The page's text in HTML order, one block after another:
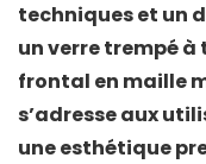
techniques et un
unverre trempé à
frontal en maille
s’adresse aux
une esthétique